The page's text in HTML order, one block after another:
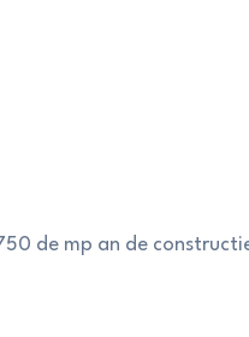
de mp an de